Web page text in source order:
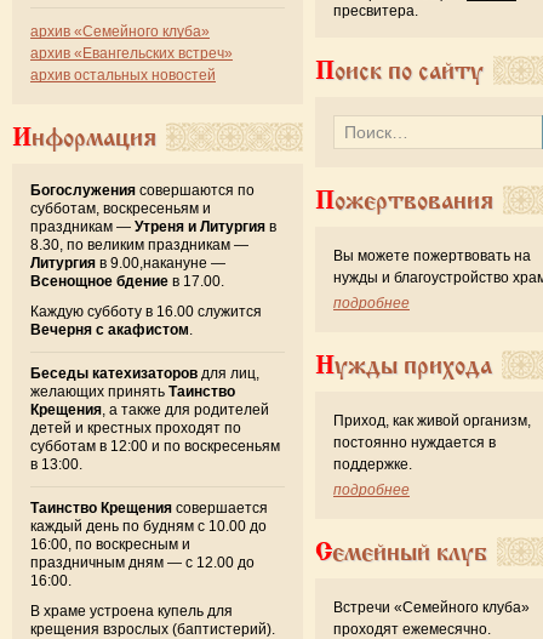
архив «Семейного клуба»
архив «Евангельских встреч»
архив остальных новостей
Информация
Богослужения совершаются по
субботам, воскресеньям и
праздникам — Утреня и Литургия в
8.30, по великим праздникам —
Литургия в 9.00,накануне —
Всенощное бдение в 17.00.
Каждую субботу в 16.00 служится
Вечерня с акафистом
Беседы катехизаторов для лиц,
желающих принять Таинство
Крещения , а также для родителей
детей и крестных проходят по
субботам в 12:00 и по воскресеньям
в 13:00.
Таинство Крещения совершается
каждый день по будням с 10.00 до
16:00, по воскресным и
праздничным дням — с 12.00 до
16:00.
В храме устроена купель для
крещения взрослых (баптистерий).
пресвитера.
Поиск по сайту
Пожертвования
Вы можете пожертвовать на
нужды и благоустройство
подробнее
Нужды прихода
Приход, как живой организм,
постоянно нуждается в
поддержке.
подробнее
Семейный клуб
Встречи «Семейного клуба»
проходят ежемесячно.